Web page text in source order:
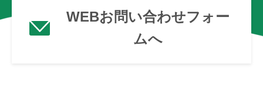
WEBお問い合わせフォー
ムへ